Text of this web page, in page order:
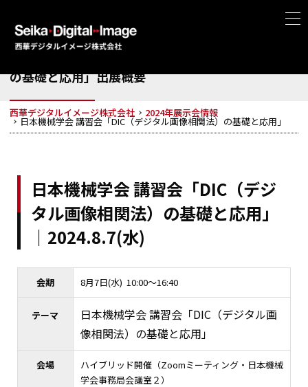
西華デジタルイメージ株式会社 2024年展示会情報
日本機械学会 講習会「DIC（デジタル画像相関法）の基礎と応用」
の基礎と応用」出展概要
日本機械学会 講習会「DIC（デジ
タル画像相関法）の基礎と応用」
｜2024.8.7(水)
会期 8月7日(水) 10:00～16:40
テーマ
日本機械学会 講習会「DIC（デジタル画
像相関法）の基礎と応用」
会場
ハイブリッド開催（Zoomミーティング・日本機械
学会事務局会議室２）